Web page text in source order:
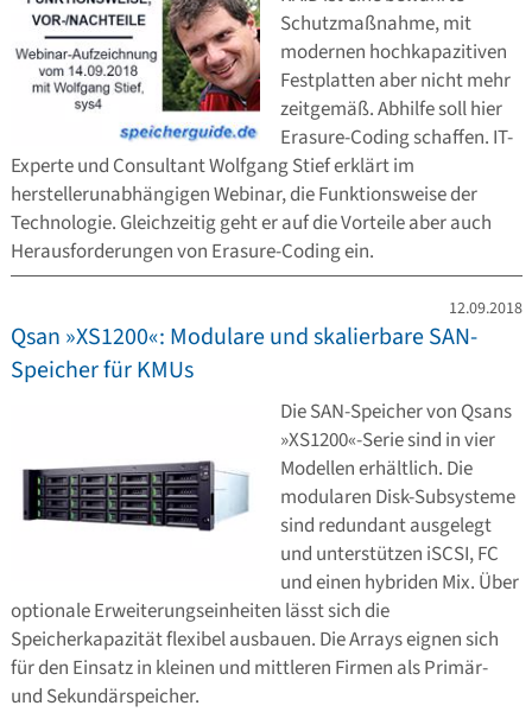
Schutzmaßnahme, mit
modernen hochkapazitiven
Festplatten aber nicht mehr
zeitgemäß. Abhilfe soll hier
Erasure-Coding schaffen. IT-
Experte und Consultant Wolfgang Stief erklärt im
herstellerunabhängigen Webinar, die Funktionsweise der
Technologie. Gleichzeitig geht er auf die Vorteile aber auch
Herausforderungen von Erasure-Coding ein.
12.09.2018
Qsan »XS1200«: Modulare und skalierbare SAN-
Speicher für KMUs
Die SAN-Speicher von Qsans
»XS1200«-Serie sind in vier
Modellen erhältlich. Die
modularen Disk-Subsysteme
sind redundant ausgelegt
und unterstützen iSCSI, FC
und einen hybriden Mix. Über
optionale Erweiterungseinheiten lässt sich die
Speicherkapazität flexibel ausbauen. Die Arrays eignen sich
für den Einsatz in kleinen und mittleren Firmen als Primär-
und Sekundärspeicher.